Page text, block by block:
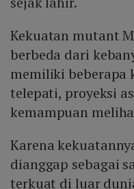
Kekuatan mutant
berbeda dari
memiliki beberapa
telepati, proyeksi
kemampuan
Karena
dianggap sebagai
terkuat di luar